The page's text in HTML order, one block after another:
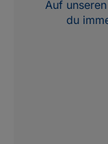
Auf
du